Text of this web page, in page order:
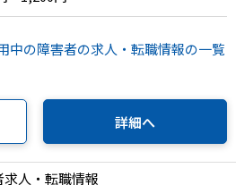
中の障害者の求人・転職情報の一覧
詳細へ
人・転職情報